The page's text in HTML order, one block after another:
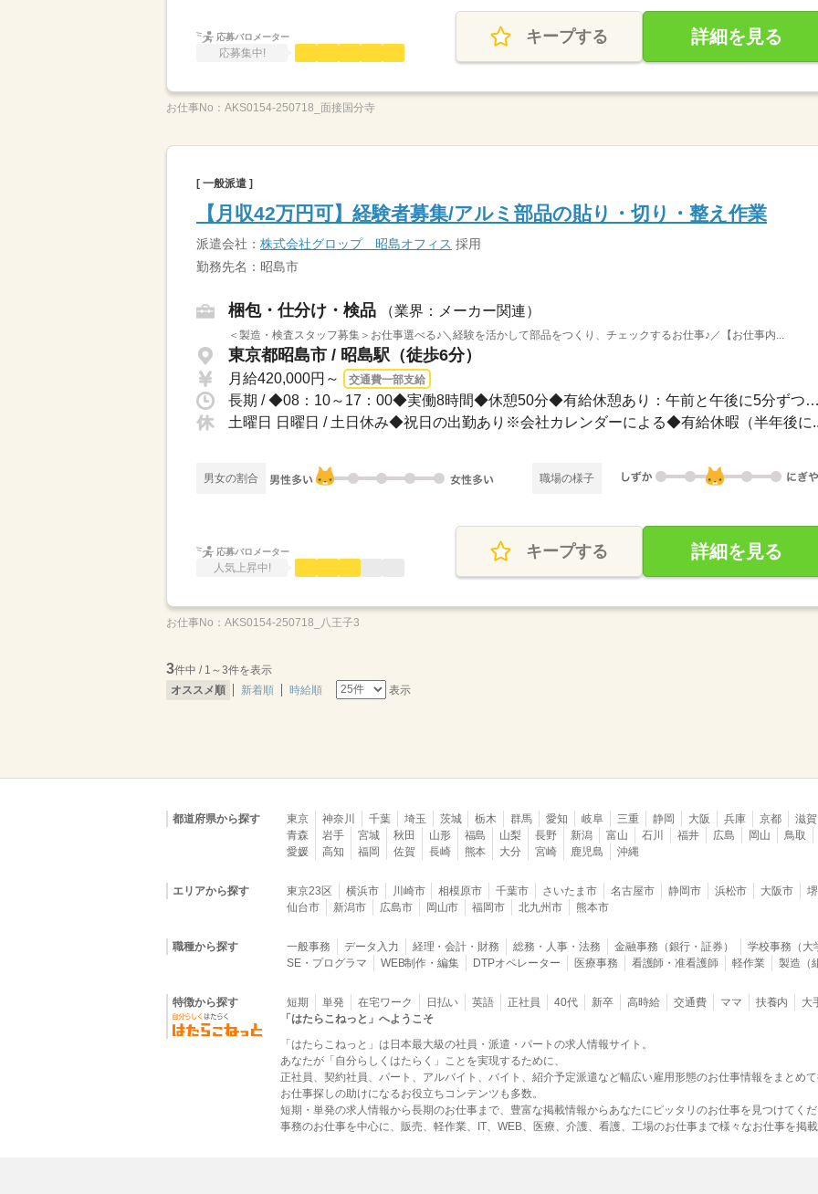
応募バロメーター
応募集中!
キープする 詳細を見る
お仕事No： AKS0154-250718_面接国分寺
[ 一般派遣 ]
【月収42万円可】経験者募集/アルミ部品の貼り・切り・整え作業
派遣会社： 株式会社グロップ 昭島オフィス 採用
勤務先名：昭島市
梱包・仕分け・検品 （業界：メーカー関連）
＜製造・検査スタッフ募集＞お仕事選べる♪＼経験を活かして部品をつくり、チェックするお仕事♪／【お仕事内...
東京都昭島市 / 昭島駅（徒歩6分）
月給420,000円～ 交通費一部支給
長期 / ◆08：10～17：00◆実働8時間◆休憩50分◆有給休憩あり：午前と午後に5分ずつ◆時間...
土曜日 日曜日 / 土日休み◆祝日の出勤あり※会社カレンダーによる◆有給休暇（半年後に
男女の割合 職場の様子
応募バロメーター
人気上昇中!
キープする 詳細を見る
お仕事No： AKS0154-250718_八王子3
3件中 / 1～3件を表示
オススメ順
新着順 時給順 表示
都道府県から探す 東京 神奈川 千葉 埼玉 茨城 栃木 群馬 愛知 岐阜 三重 静岡 大阪 兵庫 京都 滋賀
青森
岩手 宮城 秋田 山形 福島 山梨 長野 新潟 富山 石川 福井 広島 岡山 鳥取
愛媛
高知 福岡 佐賀 長崎 熊本 大分 宮崎 鹿児島 沖縄
エリアから探す 東京23区 横浜市 川崎市 相模原市 千葉市 さいたま市 名古屋市 静岡市 浜松市 大阪市
仙台市
新潟市 広島市 岡山市 福岡市 北九州市 熊本市
職種から探す 一般事務 データ入力 経理・会計・財務 総務・人事・法務 金融事務（銀行・証券） 学校事務（大
SE・プログラマ
WEB制作・編集 DTPオペレーター 医療事務 看護師・准看護師 軽作業 製造（
特徴から探す 短期 単発 在宅ワーク 日払い 英語 正社員 40代 新卒 高時給 交通費 ママ 扶養内 大
「はたらこねっと」へようこそ
「はたらこねっと」は日本最大級の社員・派遣・パートの求人情報サイト。
あなたが「自分らしくはたらく」ことを実現するために、
正社員、契約社員、パート、アルバイト、バイト、紹介予定派遣など幅広い雇用形態のお仕事情報をまとめて
お仕事探しの助けになるお役立ちコンテンツも多数。
短期・単発の求人情報から長期のお仕事まで、豊富な掲載情報からあなたにピッタリのお仕事を見つけてくだ
事務のお仕事を中心に、販売、軽作業、IT、WEB、医療、介護、看護、工場のお仕事まで様々なお仕事を掲載